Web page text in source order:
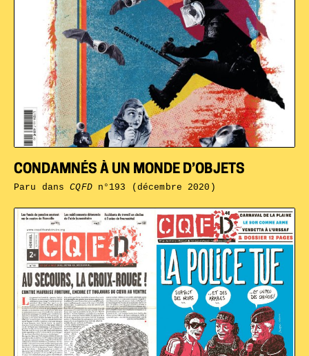
CONDAMNÉS À UN MONDE D’OBJETS
Paru dansCQFDn°193 (décembre 2020)